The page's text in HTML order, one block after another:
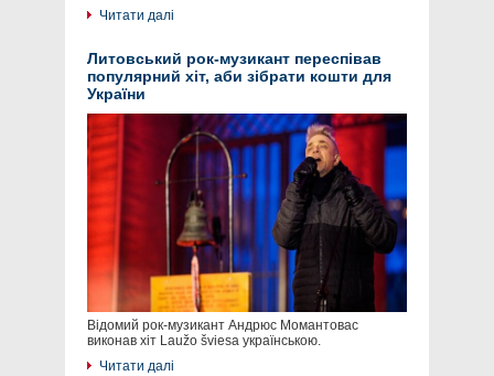
Читати далі
Литовський рок-музикант переспівав
популярний хіт, аби зібрати кошти для
України
Відомий рок-музикант Андрюс Момантовас
виконав хіт Laužo šviesa українською.
Читати далі